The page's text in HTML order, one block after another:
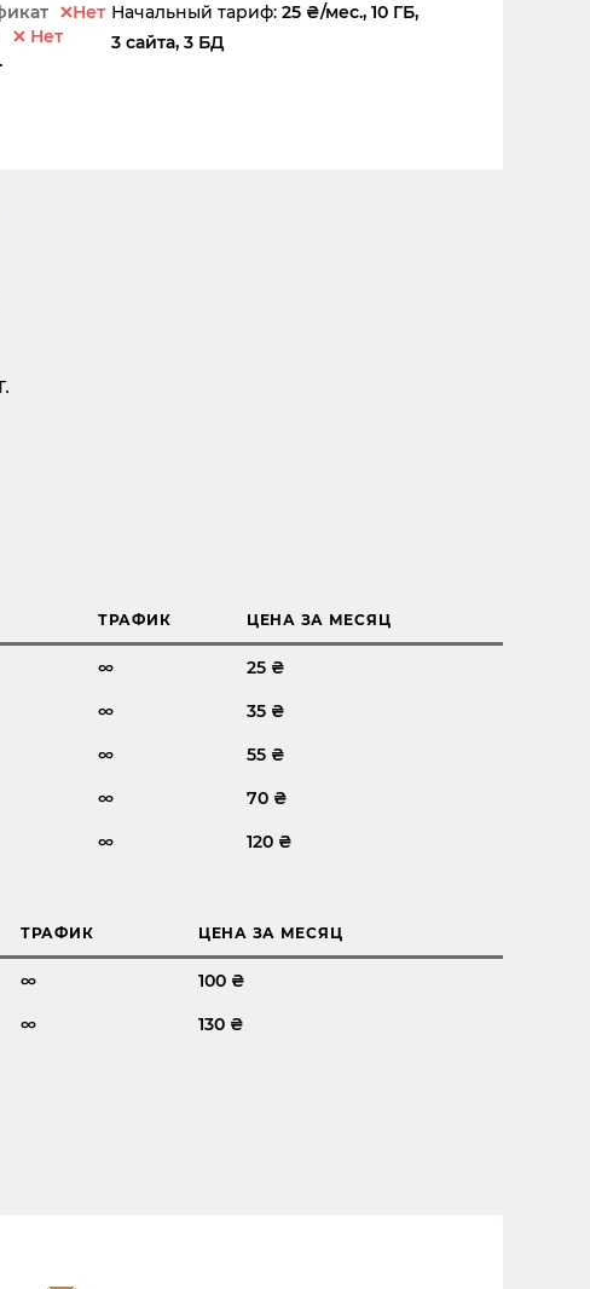
Нет
Нет
Начальный тариф: 25 ₴/мес., 10 ГБ,
3 сайта, 3 БД
ТРАФИК ЦЕНА ЗА МЕСЯЦ
∞
25 ₴
∞
35 ₴
∞
55 ₴
∞
70 ₴
∞ 120 ₴
ТРАФИК ЦЕНА ЗА МЕСЯЦ
∞
100 ₴
∞ 130 ₴